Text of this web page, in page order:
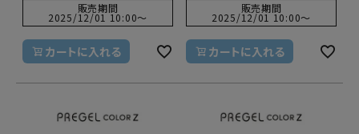
販売期間
2025/12/01 10:00〜
カートに入れる
販売期間
2025/12/01 10:00〜
カートに入れる